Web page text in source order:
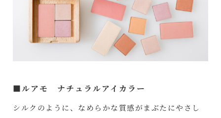
■ルアモ ナチュラルアイカラー
シルクのように、なめらかな質感がまぶたにやさし